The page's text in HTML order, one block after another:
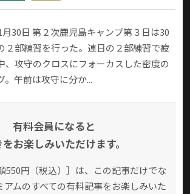
30日 第２次鹿児島キャンプ第３日は30
２部練習を行った。連日の２部練習で疲
、攻守のクロスにフォーカスした密度の
。午前は攻守に分か...
有料会員になると
お楽しみいただけます。
550円（税込）］は、この記事だけでな
アムのすべての有料記事をお楽しみいた